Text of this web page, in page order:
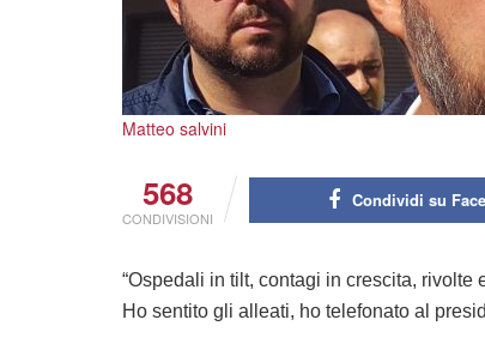
Matteo salvini
568
CONDIVISIONI
Condividi su
“Ospedali in tilt, contagi in crescita,
Ho sentito gli alleati, ho telefonato al